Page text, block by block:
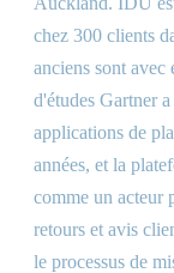
chez 300 clients
anciens sont avec
d'études Gartner
applications de
années, et la
comme un acteur
retours et avis
le processus de